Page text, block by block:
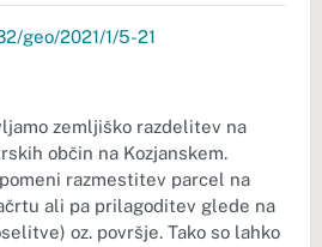
geo/2021/1/5-21
zemljiško razdelitev na
občin na Kozjanskem.
razmestitev parcel na
ali pa prilagoditev glede na
oz. površje. Tako so lahko